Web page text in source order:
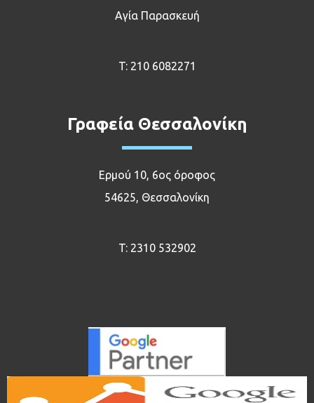
Αγία Παρασκευή
T: 210 6082271
Γραφεία Θεσσαλονίκη
Ερμού 10, 6ος όροφος
54625, Θεσσαλονίκη
T: 2310 532902